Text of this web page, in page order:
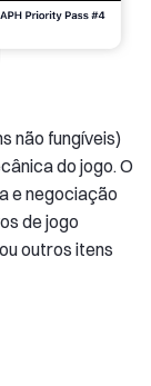
não fungíveis)
do jogo. O
e negociação
de jogo
outros itens